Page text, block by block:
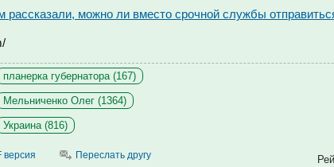
рассказали, можно ли вместо срочной службы
планерка губернатора (167)
Мельниченко Олег (1364)
Украина (816)
версия Переслать другу